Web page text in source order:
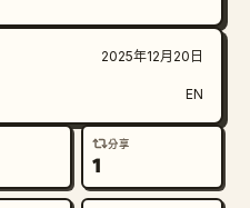
2025年12月20日
EN
分享
1